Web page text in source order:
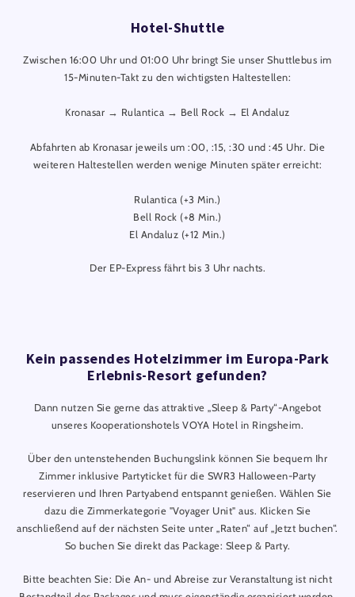
Hotel-Shuttle
Zwischen 16:00 Uhr und 01:00 Uhr bringt Sie unser Shuttlebus im
15-Minuten-Takt zu den wichtigsten Haltestellen:
Kronasar → Rulantica → Bell Rock → El Andaluz
Abfahrten ab Kronasar jeweils um :00, :15, :30 und :45 Uhr. Die
weiteren Haltestellen werden wenige Minuten später erreicht:
Rulantica (+3 Min.)
Bell Rock (+8 Min.)
El Andaluz (+12 Min.)
Der EP-Express fährt bis 3 Uhr nachts.
Kein passendes Hotelzimmer im Europa-Park
Erlebnis-Resort gefunden?
Dann nutzen Sie gerne das attraktive „Sleep & Party“-Angebot
unseres Kooperationshotels VOYA Hotel in Ringsheim.
Über den untenstehenden Buchungslink können Sie bequem Ihr
Zimmer inklusive Partyticket für die SWR3 Halloween-Party
reservieren und Ihren Partyabend entspannt genießen. Wählen Sie
dazu die Zimmerkategorie "Voyager Unit" aus. Klicken Sie
anschließend auf der nächsten Seite unter „Raten“ auf „Jetzt buchen“.
So buchen Sie direkt das Package: Sleep & Party.
Bitte beachten Sie: Die An- und Abreise zur Veranstaltung ist nicht